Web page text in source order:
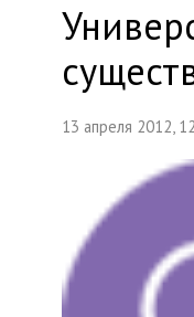
13 апреля 2012,